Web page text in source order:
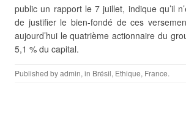
public un rapport le 7 juillet, indique qu’il
de justifier le bien-fondé de ces
aujourd’hui le quatrième actionnaire du
5,1 % du capital.
Published byadmin, in Brésil, Ethique, France.